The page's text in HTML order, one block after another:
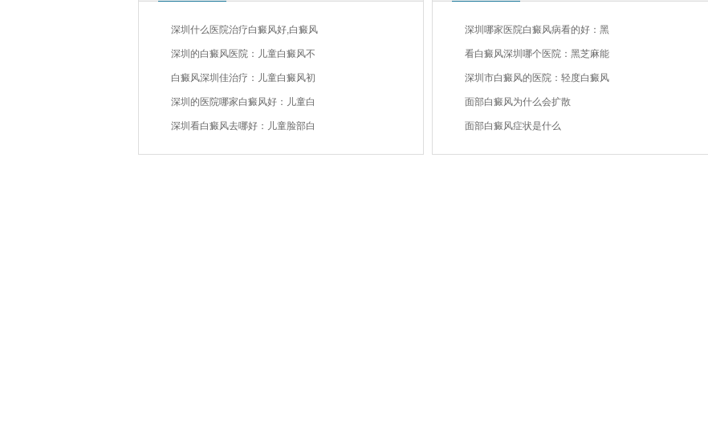
深圳什么医院治疗白癜风好,白癜风
深圳的白癜风医院：儿童白癜风不
白癜风深圳佳治疗：儿童白癜风初
深圳的医院哪家白癜风好：儿童白
深圳看白癜风去哪好：儿童脸部白
深圳哪家医院白癜风病看的好：黑
看白癜风深圳哪个医院：黑芝麻能
深圳市白癜风的医院：轻度白癜风
面部白癜风为什么会扩散
面部白癜风症状是什么